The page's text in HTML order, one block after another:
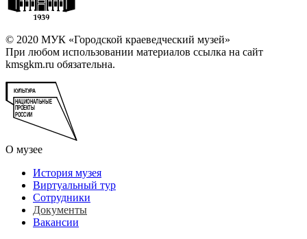
© 2020 МУК «Городской краеведческий музей»
При любом использовании материалов ссылка на сайт
kmsgkm.ru обязательна.
О музее
История музея
Виртуальный тур
Сотрудники
Документы
Вакансии